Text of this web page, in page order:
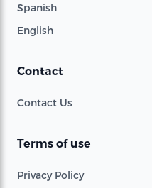
Spanish
English
Contact
Contact Us
Terms of use
Privacy Policy